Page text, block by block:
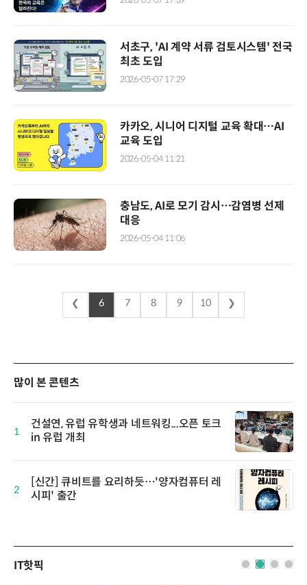
서초구, 'AI 계약 서류 검토시스템' 전국
최초 도입
2026-05-07 17:29
카카오, 시니어 디지털 교육 확대…AI
교육 도입
2026-05-04 11:21
충남도, AI로 모기 감시…감염병 선제
대응
2026-05-04 11:06
❮ 6 7 8 9 10 ❯
많이 본 콘텐츠
1
건설연, 유럽 유학생과 네트워킹...오픈 토크
in 유럽 개최
2
[신간] 큐비트를 요리하듯…'양자컴퓨터 레
시피' 출간
IT핫픽